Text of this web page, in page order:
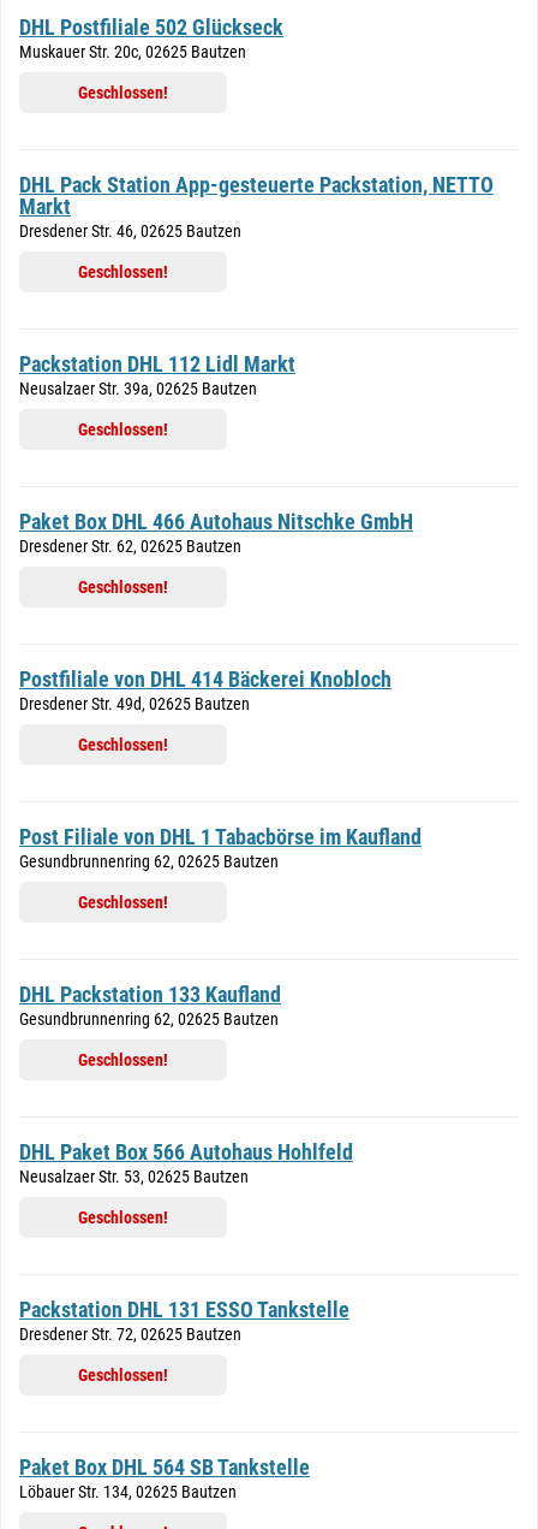
DHL Postfiliale 502 Glückseck
Muskauer Str. 20c, 02625 Bautzen
Geschlossen!
DHL Pack Station App-gesteuerte Packstation, NETTO
Markt
Dresdener Str. 46, 02625 Bautzen
Geschlossen!
Packstation DHL 112 Lidl Markt
Neusalzaer Str. 39a, 02625 Bautzen
Geschlossen!
Paket Box DHL 466 Autohaus Nitschke GmbH
Dresdener Str. 62, 02625 Bautzen
Geschlossen!
Postfiliale von DHL 414 Bäckerei Knobloch
Dresdener Str. 49d, 02625 Bautzen
Geschlossen!
Post Filiale von DHL 1 Tabacbörse im Kaufland
Gesundbrunnenring 62, 02625 Bautzen
Geschlossen!
DHL Packstation 133 Kaufland
Gesundbrunnenring 62, 02625 Bautzen
Geschlossen!
DHL Paket Box 566 Autohaus Hohlfeld
Neusalzaer Str. 53, 02625 Bautzen
Geschlossen!
Packstation DHL 131 ESSO Tankstelle
Dresdener Str. 72, 02625 Bautzen
Geschlossen!
Paket Box DHL 564 SB Tankstelle
Löbauer Str. 134, 02625 Bautzen